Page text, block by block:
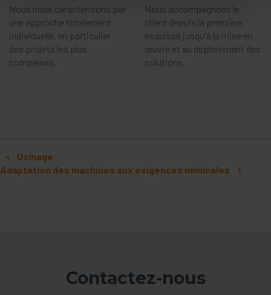
Nous nous caractérisons par
une approche totalement
individuelle, en particulier
des projets les plus
complexes.
Nous accompagnons le
client depuis la première
esquisse jusqu'à la mise en
œuvre et au déploiement des
solutions.
Usinage
Adaptation des machines aux exigences minimales
Contactez-nous